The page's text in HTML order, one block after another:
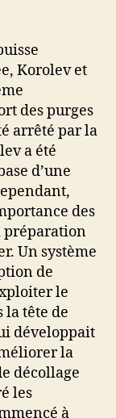
Korolev et
des purges
arrêté par la
a été
d’une
des
préparation
Un système
de
le
tête de
développait
la
décollage
les
à